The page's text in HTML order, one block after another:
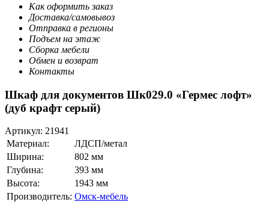
Как оформить заказ
Доставка/самовывоз
Отправка в регионы
Подъем на этаж
Сборка мебели
Обмен и возврат
Контакты
Шкаф для документов Шк029.0 «Гермес лофт»
(дуб крафт серый)
Артикул: 21941
Материал:
ЛДСП/метал
Ширина:
802 мм
Глубина:
393 мм
Высота:
1943 мм
Производитель: Омск-мебель